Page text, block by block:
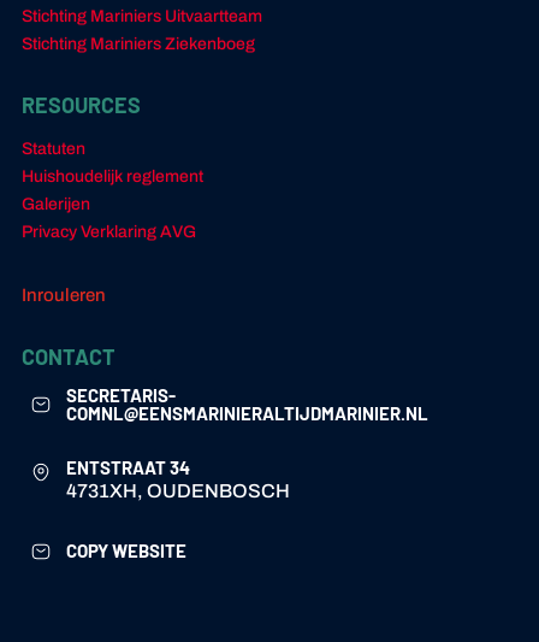
Stichting Mariniers Uitvaartteam
Stichting Mariniers Ziekenboeg
RESOURCES
Statuten
Huishoudelijk reglement
Galerijen
Privacy Verklaring AVG
Inrouleren
CONTACT
SECRETARIS-
COMNL@EENSMARINIERALTIJDMARINIER.NL
ENTSTRAAT 34
4731XH, OUDENBOSCH
COPY WEBSITE